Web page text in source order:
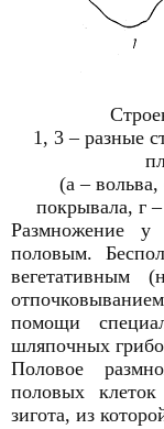
1, 3 – разные
(а –
покрывала, г
Размножение
половым.
вегетативным
помощи
шляпочных
Половое
половых
зигота, из